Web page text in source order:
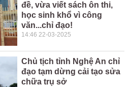
đề, vừa viết sách ôn thi,
học sinh khổ vì công
văn...chỉ đạo!
14:46 22-03-2025
Chủ tịch tỉnh Nghệ An chỉ
đạo tạm dừng cải tạo sửa
chữa trụ sở